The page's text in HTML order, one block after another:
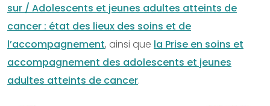
sur / Adolescents et jeunes adultes atteints de
cancer : état des lieux des soins et de
l’accompagnement, ainsi que la Prise en soins et
accompagnement des adolescents et jeunes
adultes atteints de cancer.